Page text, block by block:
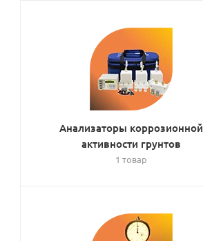
Анализаторы коррозионной
активности грунтов
1 товар